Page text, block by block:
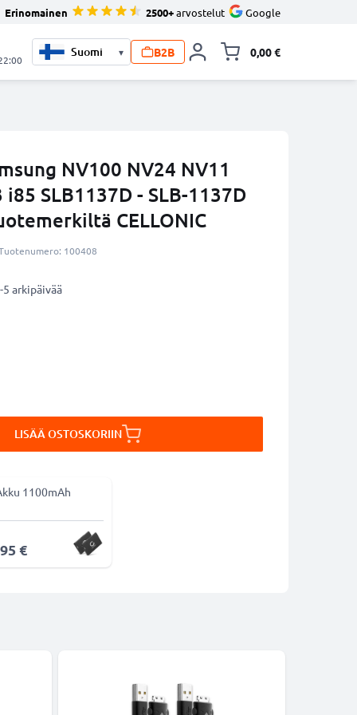
Erinomainen 2500+arvostelut Google
▾ B2B 0,00 €
NV100 NV24 NV11
SLB1137D - SLB-1137D
CELLONIC
100408
arkipäivää
LISÄÄ OSTOSKORIIN
1100mAh
€